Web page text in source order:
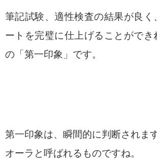
筆記試験、適性検査の結果が良く
ートを完璧に仕上げることができ
の「第一印象」です。
第一印象は、瞬間的に判断されます
オーラと呼ばれるものですね。